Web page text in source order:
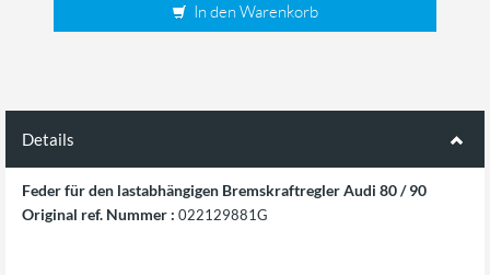
In den Warenkorb
Details
Feder für den lastabhängigen Bremskraftregler Audi 80 / 90
Original ref. Nummer : 022129881G